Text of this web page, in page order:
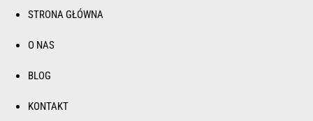
STRONA GŁÓWNA
O NAS
BLOG
KONTAKT